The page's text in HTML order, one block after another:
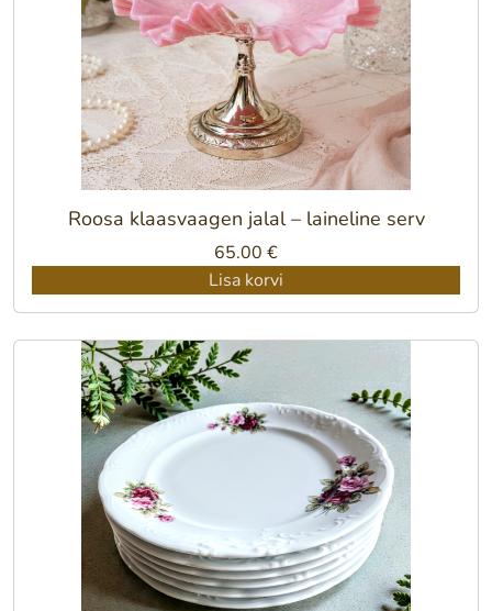
Roosa klaasvaagen jalal – laineline serv
65.00 €
Lisa korvi